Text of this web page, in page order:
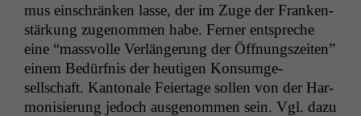
mus ein­schränken lasse, der im Zuge der Franken­
stärkung zugenom­men habe. Fern­er entspreche
eine “massvolle Ver­längerung der Öff­nungszeit­en”
einem Bedürf­nis der heuti­gen Kon­sumge­
sellschaft. Kan­tonale Feiertage sollen von der Har­
mon­isierung jedoch ausgenom­men sein. Vgl. dazu